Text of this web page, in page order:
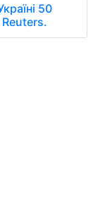
50
Reuters.